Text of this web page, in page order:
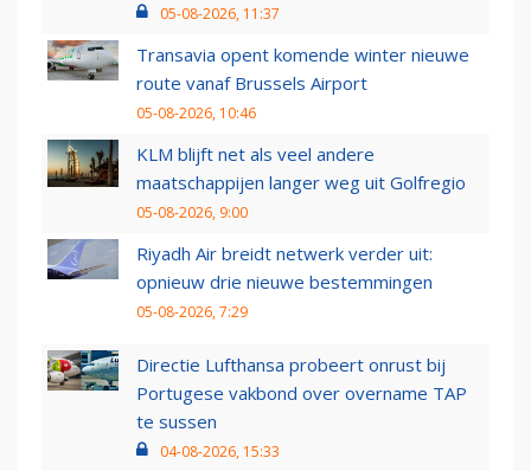
05-08-2026, 11:37
Transavia opent komende winter nieuwe
route vanaf Brussels Airport
05-08-2026, 10:46
KLM blijft net als veel andere
maatschappijen langer weg uit Golfregio
05-08-2026, 9:00
Riyadh Air breidt netwerk verder uit:
opnieuw drie nieuwe bestemmingen
05-08-2026, 7:29
Directie Lufthansa probeert onrust bij
Portugese vakbond over overname TAP
te sussen
04-08-2026, 15:33